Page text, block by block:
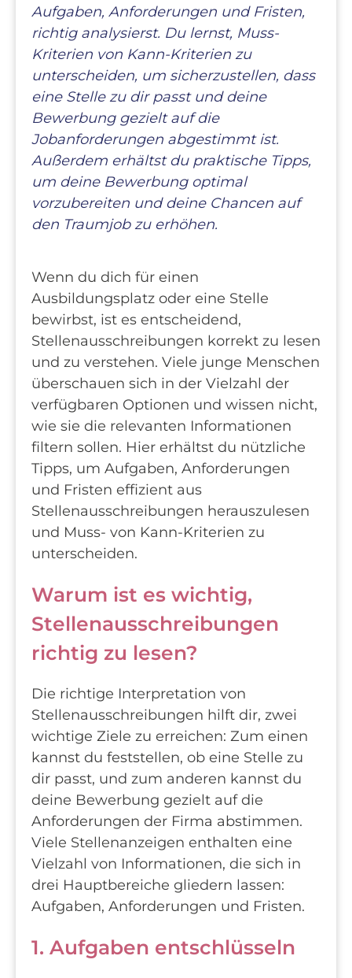
Aufgaben, Anforderungen und Fristen,
richtig analysierst. Du lernst, Muss-
Kriterien von Kann-Kriterien zu
unterscheiden, um sicherzustellen, dass
eine Stelle zu dir passt und deine
Bewerbung gezielt auf die
Jobanforderungen abgestimmt ist.
Außerdem erhältst du praktische Tipps,
um deine Bewerbung optimal
vorzubereiten und deine Chancen auf
den Traumjob zu erhöhen.
Wenn du dich für einen
Ausbildungsplatz oder eine Stelle
bewirbst, ist es entscheidend,
Stellenausschreibungen korrekt zu lesen
und zu verstehen. Viele junge Menschen
überschauen sich in der Vielzahl der
verfügbaren Optionen und wissen nicht,
wie sie die relevanten Informationen
filtern sollen. Hier erhältst du nützliche
Tipps, um Aufgaben, Anforderungen
und Fristen effizient aus
Stellenausschreibungen herauszulesen
und Muss- von Kann-Kriterien zu
unterscheiden.
Warum ist es wichtig,
Stellenausschreibungen
richtig zu lesen?
Die richtige Interpretation von
Stellenausschreibungen hilft dir, zwei
wichtige Ziele zu erreichen: Zum einen
kannst du feststellen, ob eine Stelle zu
dir passt, und zum anderen kannst du
deine Bewerbung gezielt auf die
Anforderungen der Firma abstimmen.
Viele Stellenanzeigen enthalten eine
Vielzahl von Informationen, die sich in
drei Hauptbereiche gliedern lassen:
Aufgaben, Anforderungen und Fristen.
1. Aufgaben entschlüsseln